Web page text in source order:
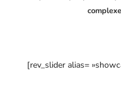
[rev_slider alias=